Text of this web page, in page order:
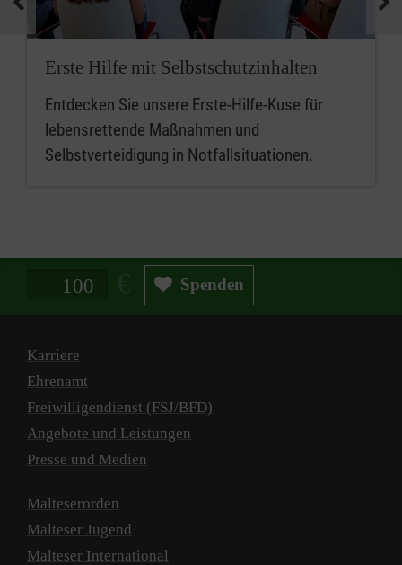
Erste Hilfe mit Selbstschutzinhalten
Entdecken Sie unsere Erste-Hilfe-Kuse für
lebensrettende Maßnahmen und
Selbstverteidigung in Notfallsituationen.
Spendenbetrag in Euro Spenden
Karriere
Ehrenamt
Freiwilligendienst (FSJ/BFD)
Angebote und Leistungen
Presse und Medien
Malteserorden
Malteser Jugend
Malteser International